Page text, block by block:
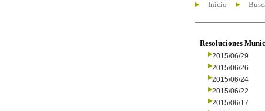
Inicio
Resoluciones
2015/06/29
2015/06/26
2015/06/24
2015/06/22
2015/06/17